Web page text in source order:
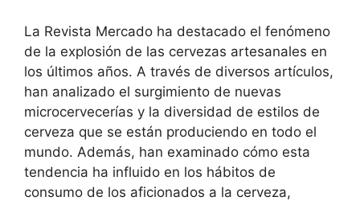
La Revista Mercado ha destacado el fenómeno
de la explosión de las cervezas artesanales en
los últimos años. A través de diversos artículos,
han analizado el surgimiento de nuevas
microcervecerías y la diversidad de estilos de
cerveza que se están produciendo en todo el
mundo. Además, han examinado cómo esta
tendencia ha influido en los hábitos de
consumo de los aficionados a la cerveza,